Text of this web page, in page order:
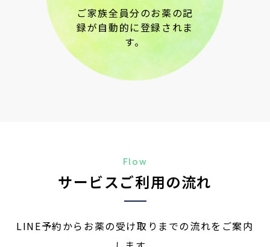
ご家族全員分のお薬の記
録が自動的に登録されま
す。
Flow
サービスご利用の流れ
LINE予約からお薬の受け取りまでの流れをご案内